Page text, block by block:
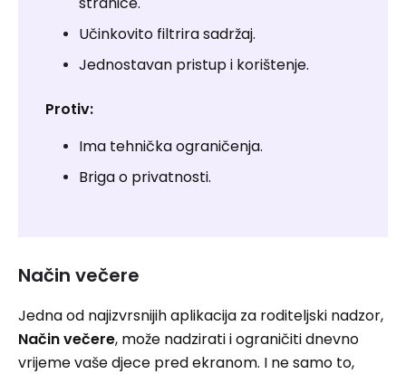
Učinkovito filtrira sadržaj.
Jednostavan pristup i korištenje.
Protiv:
Ima tehnička ograničenja.
Briga o privatnosti.
Način večere
Jedna od najizvrsnijih aplikacija za roditeljski nadzor,
Način večere, može nadzirati i ograničiti dnevno
vrijeme vaše djece pred ekranom. I ne samo to,